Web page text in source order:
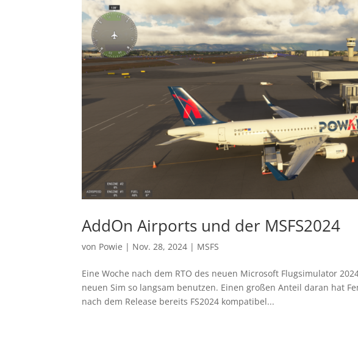
AddOn Airports und der MSFS2024
von Powie | Nov. 28, 2024 | MSFS
Eine Woche nach dem RTO des neuen Microsoft Flugsimulator
neuen Sim so langsam benutzen. Einen großen Anteil daran hat
nach dem Release bereits FS2024 kompatibel...